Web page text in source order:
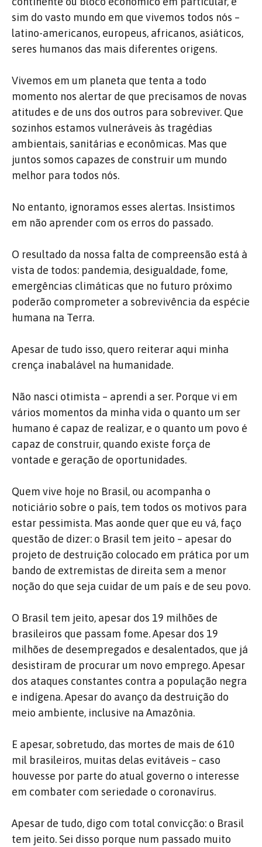
sim do vasto mundo em que vivemos todos nós –
latino-americanos, europeus, africanos, asiáticos,
seres humanos das mais diferentes origens.
Vivemos em um planeta que tenta a todo
momento nos alertar de que precisamos de novas
atitudes e de uns dos outros para sobreviver. Que
sozinhos estamos vulneráveis às tragédias
ambientais, sanitárias e econômicas. Mas que
juntos somos capazes de construir um mundo
melhor para todos nós.
No entanto, ignoramos esses alertas. Insistimos
em não aprender com os erros do passado.
O resultado da nossa falta de compreensão está à
vista de todos: pandemia, desigualdade, fome,
emergências climáticas que no futuro próximo
poderão comprometer a sobrevivência da espécie
humana na Terra.
Apesar de tudo isso, quero reiterar aqui minha
crença inabalável na humanidade.
Não nasci otimista – aprendi a ser. Porque vi em
vários momentos da minha vida o quanto um ser
humano é capaz de realizar, e o quanto um povo é
capaz de construir, quando existe força de
vontade e geração de oportunidades.
Quem vive hoje no Brasil, ou acompanha o
noticiário sobre o país, tem todos os motivos para
estar pessimista. Mas aonde quer que eu vá, faço
questão de dizer: o Brasil tem jeito – apesar do
projeto de destruição colocado em prática por um
bando de extremistas de direita sem a menor
noção do que seja cuidar de um país e de seu povo.
O Brasil tem jeito, apesar dos 19 milhões de
brasileiros que passam fome. Apesar dos 19
milhões de desempregados e desalentados, que já
desistiram de procurar um novo emprego. Apesar
dos ataques constantes contra a população negra
e indígena. Apesar do avanço da destruição do
meio ambiente, inclusive na Amazônia.
E apesar, sobretudo, das mortes de mais de 610
mil brasileiros, muitas delas evitáveis – caso
houvesse por parte do atual governo o interesse
em combater com seriedade o coronavírus.
Apesar de tudo, digo com total convicção: o Brasil
tem jeito. Sei disso porque num passado muito